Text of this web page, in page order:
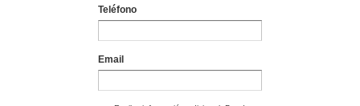
Teléfono
Email